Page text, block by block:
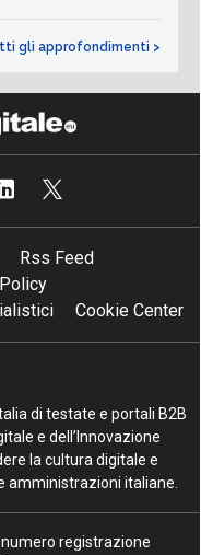
gli approfondimenti >
Rss Feed
Cookie Center
di testate e portali B2B
e dell’Innovazione
la cultura digitale e
amministrazioni italiane.
registrazione